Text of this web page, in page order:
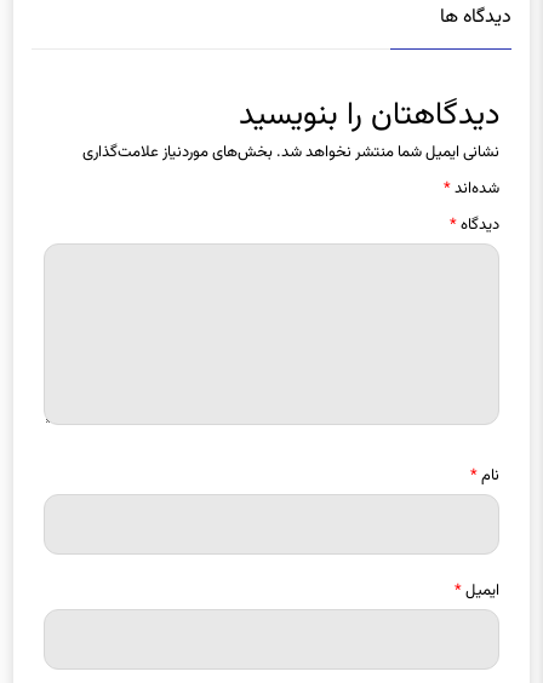
دیدگاه ها
دیدگاهتان را بنویسید
نشانی ایمیل شما منتشر نخواهد شد. بخش‌های موردنیاز علامت‌گذاری
شده‌اند*
دیدگاه*
نام*
ایمیل*